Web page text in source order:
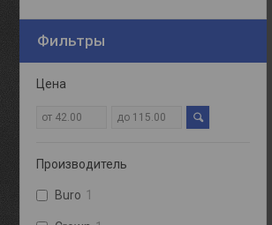
Фильтры
Цена
Производитель
Buro 1